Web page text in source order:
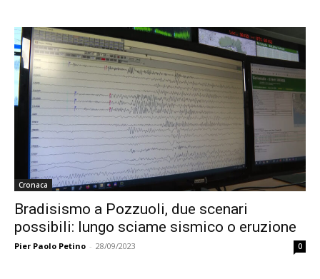
Cronaca
Bradisismo a Pozzuoli, due scenari
possibili: lungo sciame sismico o eruzione
Pier Paolo Petino - 28/09/2023 0